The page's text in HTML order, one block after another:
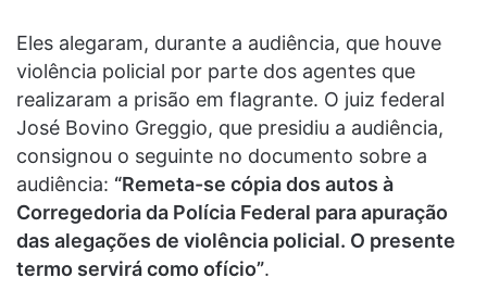
Eles alegaram, durante a audiência, que houve
violência policial por parte dos agentes que
realizaram a prisão em flagrante. O juiz federal
José Bovino Greggio, que presidiu a audiência,
consignou o seguinte no documento sobre a
audiência: “Remeta-se cópia dos autos à
Corregedoria da Polícia Federal para apuração
das alegações de violência policial. O presente
termo servirá como ofício”.